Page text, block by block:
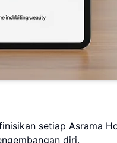
setiap Asrama
diri.